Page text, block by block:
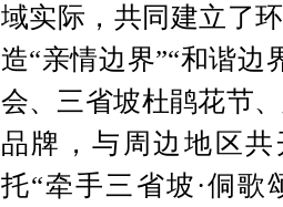
域实际，共同建立了
造“亲情边界”“和谐边
会、三省坡杜鹃花节
品牌，与周边地区
托“牵手三省坡·侗